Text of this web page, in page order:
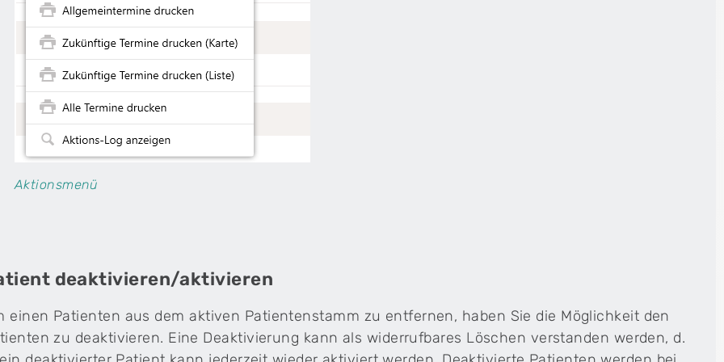
Aktionsmenü
deaktivieren/aktivieren
einen Patienten aus dem aktiven Patientenstamm zu entfernen, haben Sie die Möglichkeit den
zu deaktivieren. Eine Deaktivierung kann als widerrufbares Löschen verstanden werden, d.